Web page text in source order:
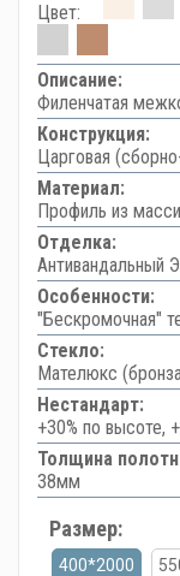
Цвет:
Описание:
Филенчатая
Конструкция:
Царговая
Материал:
Профиль из
Отделка:
Антивандальный
Особенности:
"Бескромочная"
Стекло:
Мателюкс
Нестандарт:
+30% по высоте,
Толщина
38мм
Размер:
400*2000